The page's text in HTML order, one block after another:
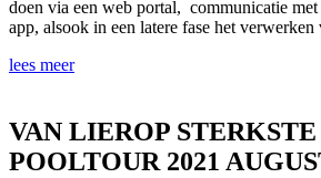
doen via een web portal, communicatie
app, alsook in een latere fase het
lees meer
VAN LIEROP STERKSTE
POOLTOUR 2021